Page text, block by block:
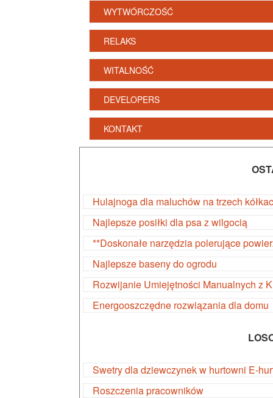
WYTWÓRCZOŚĆ
RELAKS
WITALNOŚĆ
DEVELOPERS
KONTAKT
Hulajnoga dla maluchów na trzech
Najlepsze posiłki dla psa z wilgocią
**Doskonałe narzędzia polerujące
Najlepsze baseny do ogrodu
Rozwijanie Umiejętności Manualnych z
Energooszczędne rozwiązania dla domu
Swetry dla dziewczynek w hurtowni E-
Roszczenia pracowników